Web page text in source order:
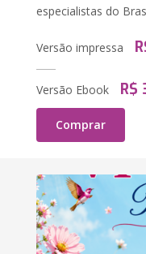
especialistas do
Versão impressa
Versão Ebook R$
Comprar